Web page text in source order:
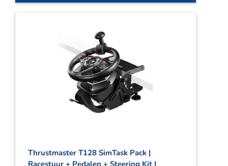
Thrustmaster T128 SimTask Pack |
Racestuur + Pedalen + Steering Kit |